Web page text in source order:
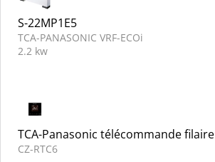
S-22MP1E5
TCA-PANASONIC VRF-ECOi
2.2 kw
TCA-Panasonic télécommande filaire
CZ-RTC6